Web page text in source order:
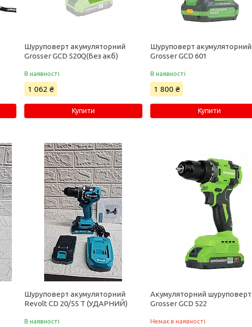
Шуруповерт акумуляторний
Grosser GCD 520Q(Без акб)
В наявності
1 062 ₴
Купити
Шуруповерт акумуляторний
Grosser GCD 601
В наявності
1 800 ₴
Купити
Шуруповерт акумуляторний
Revolt СD 20/55 Т (УДАРНИЙ)
В наявності
Акумуляторний шуруповерт
Grosser GCD 522
Немає в наявності